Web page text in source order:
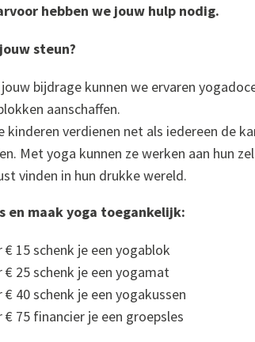
hebben we jouw hulp nodig.
steun?
bijdrage kunnen we ervaren
aanschaffen.
kinderen verdienen net als iedereen de
Met yoga kunnen ze werken aan hun
vinden in hun drukke wereld.
en maak yoga toegankelijk:
€ 15 schenk je een yogablok
€ 25 schenk je een yogamat
€ 40 schenk je een yogakussen
€ 75 financier je een groepsles